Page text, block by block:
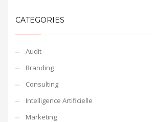
CATEGORIES
Audit
Branding
Consulting
Intelligence Artificielle
Marketing